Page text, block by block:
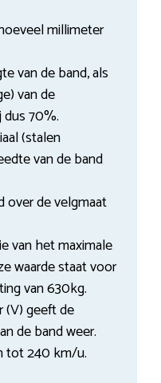
millimeter
van de band, als
van de
70%.
(stalen
van de band
over de velgmaat
van het maximale
waarde staat voor
van 630kg.
(V) geeft de
de band weer.
tot 240 km/u.